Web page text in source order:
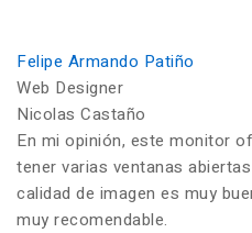
Felipe Armando Patiño
Web Designer
Nicolas Castaño
En mi opinión, este monitor
tener varias ventanas
calidad de imagen es muy
muy recomendable.